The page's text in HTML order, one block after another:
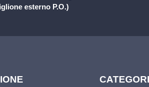
esterno P.O.)